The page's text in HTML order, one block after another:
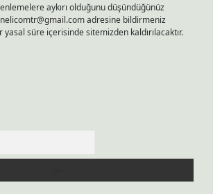
aykırı olduğunu düşündüğünüz
adresine bildirmeniz
süre içerisinde sitemizden kaldırılacaktır.